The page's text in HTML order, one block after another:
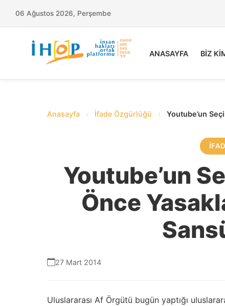
06 Ağustos 2026, Perşembe
ANASAYFA BİZ
Anasayfa › İfade Özgürlüğü › Youtube’un
Youtube’un
Önce
27 Mart 2014
Uluslararası Af Örgütü bugün yaptığı